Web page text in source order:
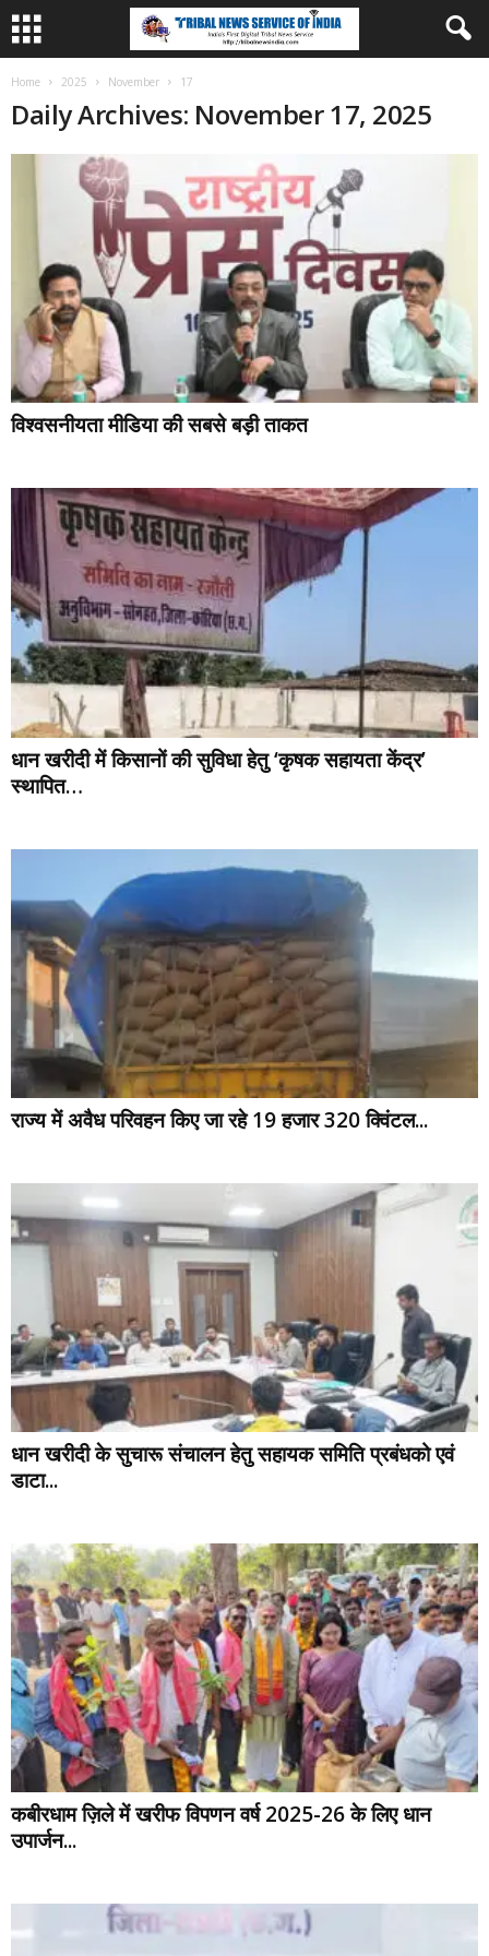
Home 2025 November 17
Daily Archives: November 17, 2025
विश्वसनीयता मीडिया की सबसे बड़ी ताकत
धान खरीदी में किसानों की सुविधा हेतु ‘कृषक सहायता केंद्र’
स्थापित…
राज्य में अवैध परिवहन किए जा रहे 19 हजार 320 क्विंटल...
धान खरीदी के सुचारू संचालन हेतु सहायक समिति प्रबंधको एवं
डाटा...
कबीरधाम ज़िले में खरीफ विपणन वर्ष 2025-26 के लिए धान
उपार्जन...